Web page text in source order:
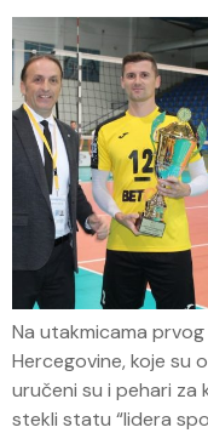
Na utakmicama prvog
Hercegovine, koje su
uručeni su i pehari za
stekli statu “lidera